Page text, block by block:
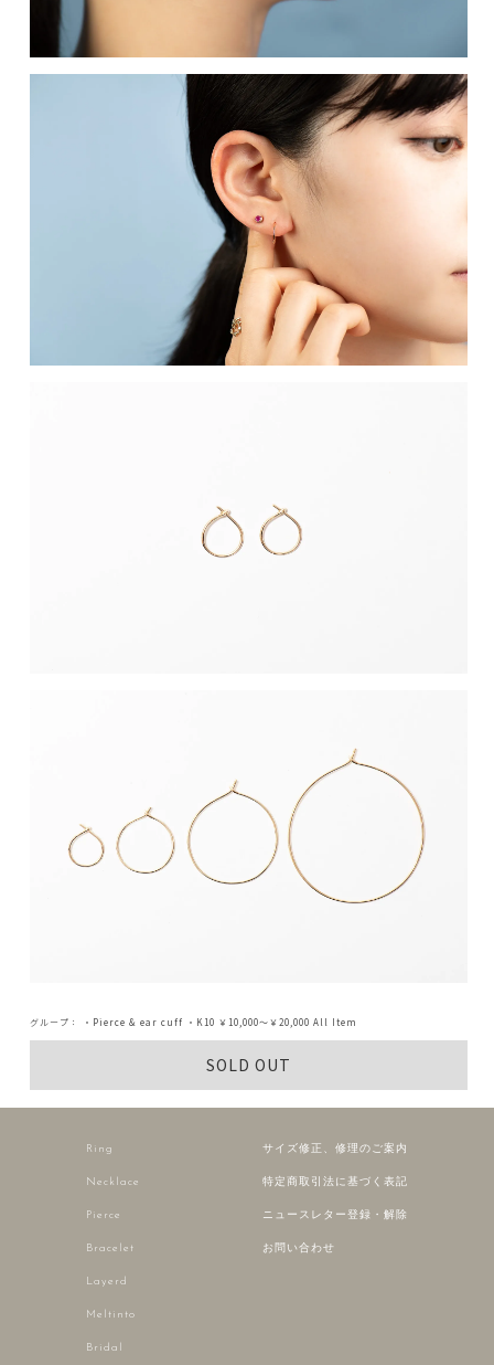
グループ： ・Pierce & ear cuff ・K10 ￥10,000～￥20,000 All Item
SOLD OUT
Ring
Necklace
Pierce
Bracelet
Layerd
Meltinto
Bridal
サイズ修正、修理のご案内
特定商取引法に基づく表記
ニュースレター登録・解除
お問い合わせ